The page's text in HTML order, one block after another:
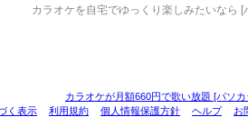
カラオケを自宅でゆっくり楽しみたいなら [
カラオケが月額660円で歌い放題 [パソ
く表示
利用規約 個人情報保護方針 ヘルプ お